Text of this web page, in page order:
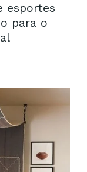
esportes
para o